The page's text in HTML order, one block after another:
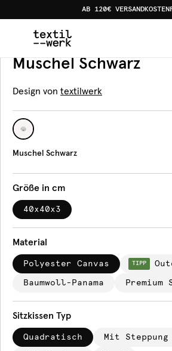
AB 120€
Produkte Sitzkissen
Sitzkissen
Muschel Schwarz
Design von textilwerk
Muschel Schwarz
Größe in cm
40x40x3
Material
Polyester Canvas TIPP
Baumwoll-Panama Premium
Sitzkissen Typ
Quadratisch Mit Steppung